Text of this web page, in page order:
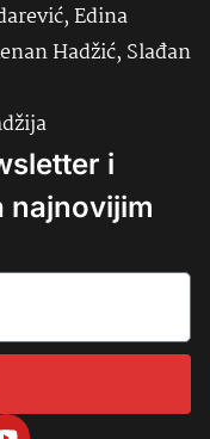
Edina
Hadžić, Slađan
i
najnovijim